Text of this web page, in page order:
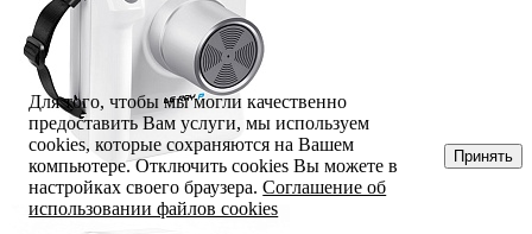
Для того, чтобы мы могли качественно
предоставить Вам услуги, мы используем
cookies, которые сохраняются на Вашем
компьютере. Отключить cookies Вы можете в
настройках своего браузера.Соглашение об
использовании файлов cookies
Принять